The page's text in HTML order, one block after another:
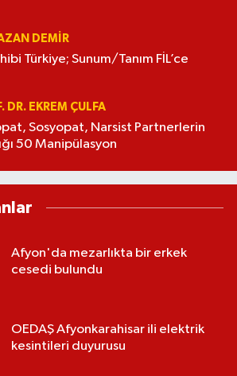
DEMİR
Türkiye; Sunum/Tanım FİL’ce
DR. EKREM ÇULFA
Sosyopat, Narsist Partnerlerin
50 Manipülasyon
Afyon'da mezarlıkta bir erkek
cesedi bulundu
OEDAŞ Afyonkarahisar ili elektrik
kesintileri duyurusu